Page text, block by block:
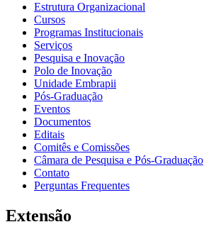
Estrutura Organizacional
Cursos
Programas Institucionais
Serviços
Pesquisa e Inovação
Polo de Inovação
Unidade Embrapii
Pós-Graduação
Eventos
Documentos
Editais
Comitês e Comissões
Câmara de Pesquisa e Pós-Graduação
Contato
Perguntas Frequentes
Extensão